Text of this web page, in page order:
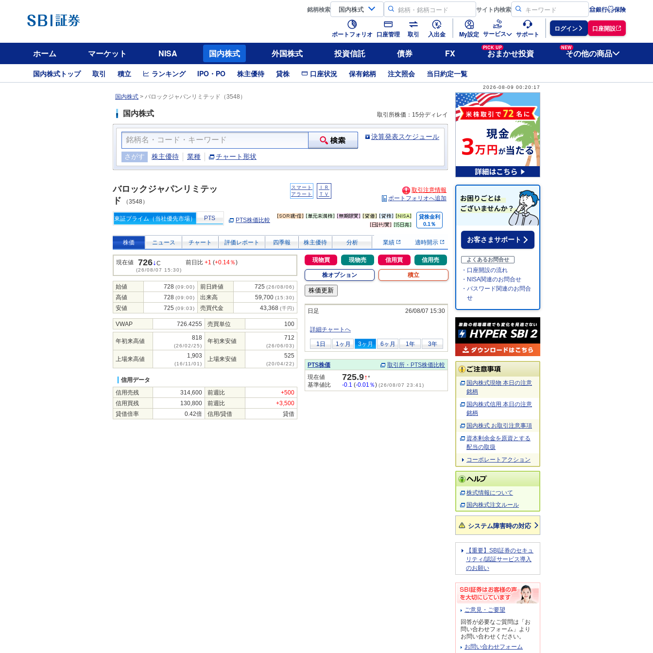
銘柄検索 サイト内検索 銀行 保険
ポートフォリオ 口座管理 取引 入出金 My設定 サービス サポート
ログイン 口座開設
ホーム マーケット NISA 国内株式 外国株式 投資信託 債券 FX
PICK UP
おまかせ投資
NEW
その他の商品
国内株式トップ 取引 積立 ランキング IPO・PO 株主優待 貸株 口座状況 保有銘柄 注文照会 当日約定一覧
2026-08-09 00:20:17
国内株式 > バロックジャパンリミテッド（3548）
国内株式 取引所株価：15分ディレイ
決算発表スケジュール
さがす 株主優待 業種 チャート形状
バロックジャパンリミテッ
ド （3548）
スマート
アラート
ＩＲ
ＴＶ
取引注意情報
ポートフォリオへ追加
東証プライム（当社優先市場） PTS PTS株価比較
貸株金利
0.1％
株価 ニュース チャート 評価レポート 四季報 株主優待 分析 業績 適時開示
現在値 726↓C
(26/08/07 15:30)
前日比 +1 (+0.14％)
始値 728 (09:00) 前日終値 725 (26/08/06)
高値 728 (09:00) 出来高 59,700 (15:30)
安値 725 (09:03) 売買代金 43,368 (千円)
VWAP 726.4255 売買単位 100
年初来高値 818
(26/02/25)
年初来安値 712
(26/06/03)
上場来高値 1,903
(16/11/01)
上場来安値 525
(20/04/22)
信用データ
信用売残
314,600 前週比
+500
信用買残
130,800 前週比
+3,500
貸借倍率
0.42倍 信用/貸借 貸借
現物買 現物売 信用買 信用売
株オプション 積立
日足 26/08/07 15:30
詳細チャートへ
1日 1ヶ月 3ヶ月 6ヶ月 1年 3年
PTS株価
取引所・PTS株価比較
現在値
725.9↑*
基準値比
-0.1 (-0.01％) (26/08/07 23:41)
お客さまサポート
よくあるお問合せ
・口座開設の流れ
・NISA関連のお問合せ
・パスワード関連のお問合
せ
国内株式現物 本日の注意
銘柄
国内株式信用 本日の注意
銘柄
国内株式 お取引注意事項
資本剰余金を原資とする
配当の取扱
コーポレートアクション
株式情報について
国内株式注文ルール
システム障害時の対応
【重要】SBI証券のセキュ
リティ/認証サービス導入
のお願い
ご意見・ご要望
回答が必要なご質問は「お
問い合わせフォーム」より
お問い合わせください。
お問い合わせフォーム